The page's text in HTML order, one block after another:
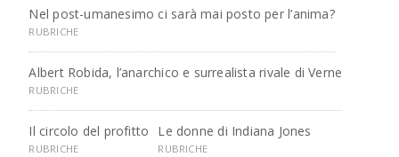
Nel post-umanesimo ci sarà mai posto per l’anima?
RUBRICHE
Albert Robida, l’anarchico e surrealista rivale di Verne
RUBRICHE
Il circolo del profitto
RUBRICHE
Le donne di Indiana Jones
RUBRICHE